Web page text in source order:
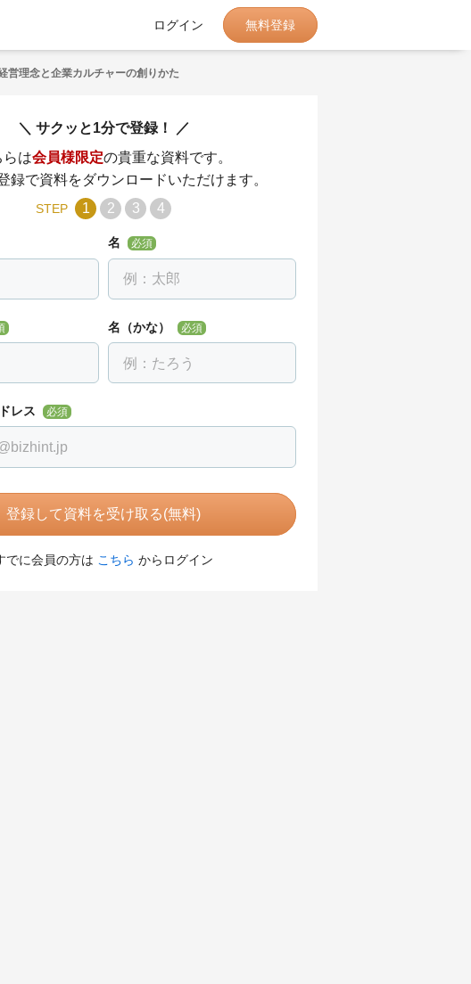
ログイン 無料登録
営理念と企業カルチャーの創りかた
サクッと1分で登録！
らは会員様限定の貴重な資料です。
録で資料をダウンロードいただけます。
STEP 1 2 3 4
名 必須
名（かな） 必須
レス 必須
登録して資料を受け取る(無料)
でに会員の方は こちら からログイン